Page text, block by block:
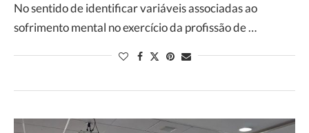
No sentido de identificar variáveis associadas ao
sofrimento mental no exercício da profissão de …